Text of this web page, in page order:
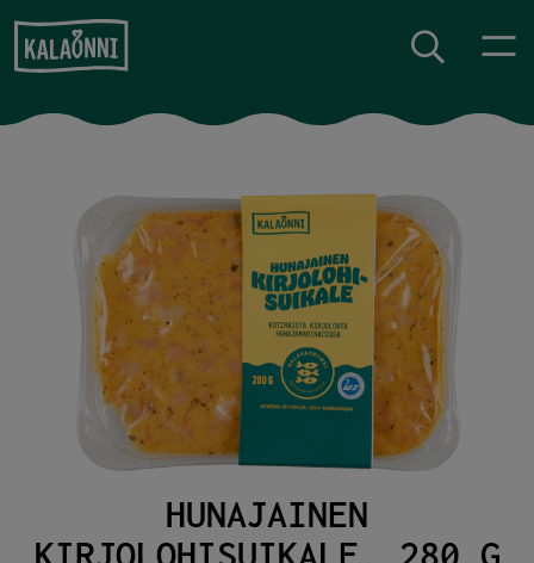
Siirry sisältöön
HUNAJAINEN